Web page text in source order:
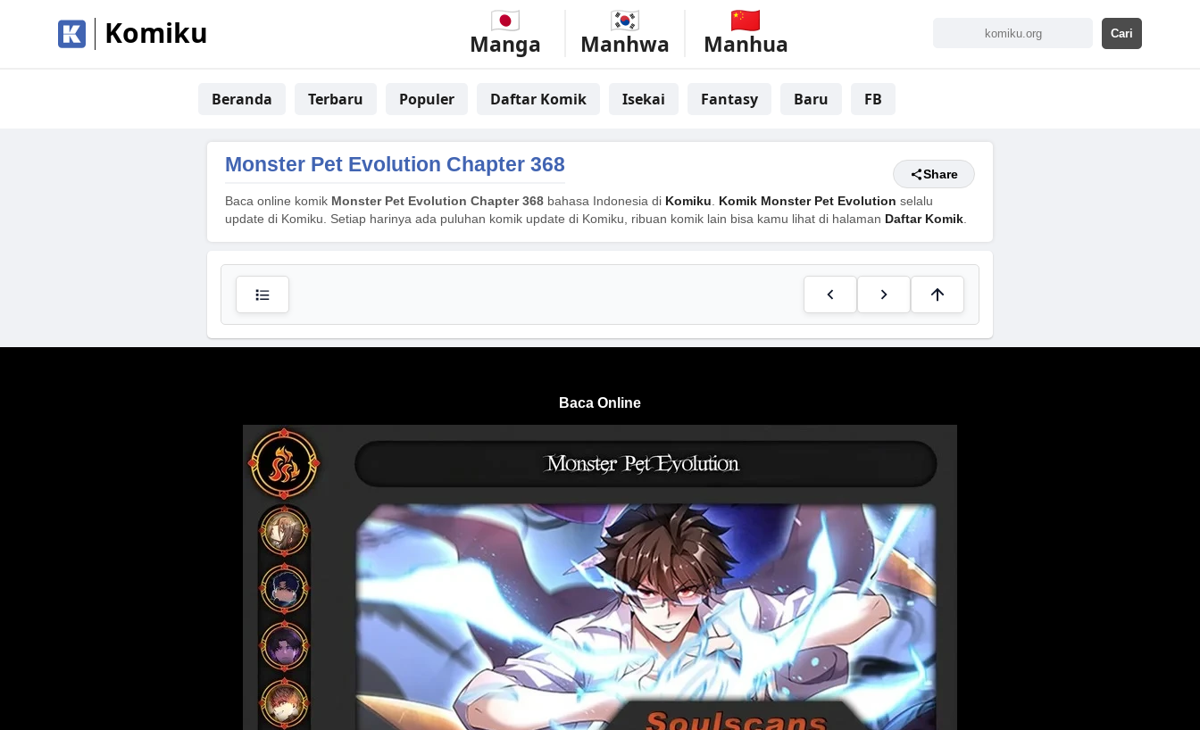
Komiku Manga Manhwa Manhua
Beranda Terbaru Populer Daftar Komik Isekai Fantasy Baru FB
Monster Pet Evolution Chapter 368 Share
Baca online komik Monster Pet Evolution Chapter 368 bahasa Indonesia di Komiku. Komik Monster Pet Evolution selalu
update di Komiku. Setiap harinya ada puluhan komik update di Komiku, ribuan komik lain bisa kamu lihat di halaman Daftar Komik.
Baca Online